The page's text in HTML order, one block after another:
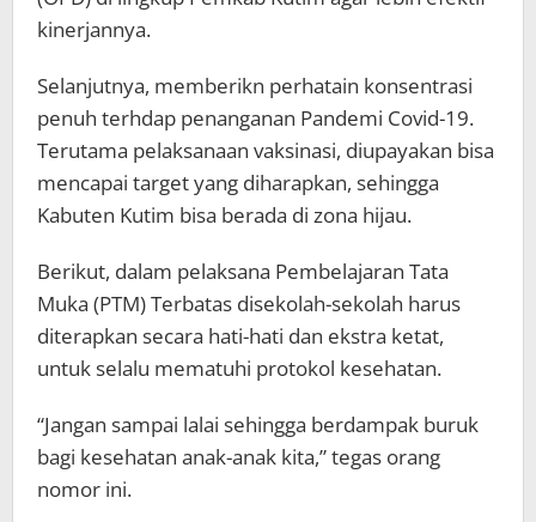
kinerjannya.
Selanjutnya, memberikn perhatain konsentrasi
penuh terhdap penanganan Pandemi Covid-19.
Terutama pelaksanaan vaksinasi, diupayakan bisa
mencapai target yang diharapkan, sehingga
Kabuten Kutim bisa berada di zona hijau.
Berikut, dalam pelaksana Pembelajaran Tata
Muka (PTM) Terbatas disekolah-sekolah harus
diterapkan secara hati-hati dan ekstra ketat,
untuk selalu mematuhi protokol kesehatan.
“Jangan sampai lalai sehingga berdampak buruk
bagi kesehatan anak-anak kita,” tegas orang
nomor ini.